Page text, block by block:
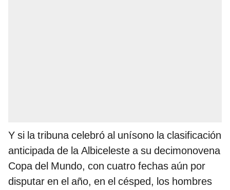
Y si la tribuna celebró al unísono la clasificación
anticipada de la Albiceleste a su decimonovena
Copa del Mundo, con cuatro fechas aún por
disputar en el año, en el césped, los hombres